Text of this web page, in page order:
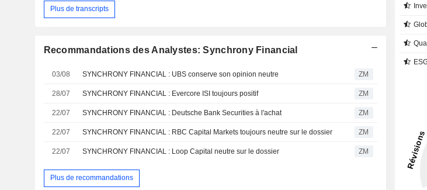
Plus de transcripts
Recommandations des Analystes: Synchrony Financial
03/08 SYNCHRONY FINANCIAL : UBS conserve son opinion neutre ZM
28/07 SYNCHRONY FINANCIAL : Evercore ISI toujours positif ZM
22/07 SYNCHRONY FINANCIAL : Deutsche Bank Securities à l'achat ZM
22/07 SYNCHRONY FINANCIAL : RBC Capital Markets toujours neutre sur le dossier ZM
22/07 SYNCHRONY FINANCIAL : Loop Capital neutre sur le dossier ZM
Plus de recommandations